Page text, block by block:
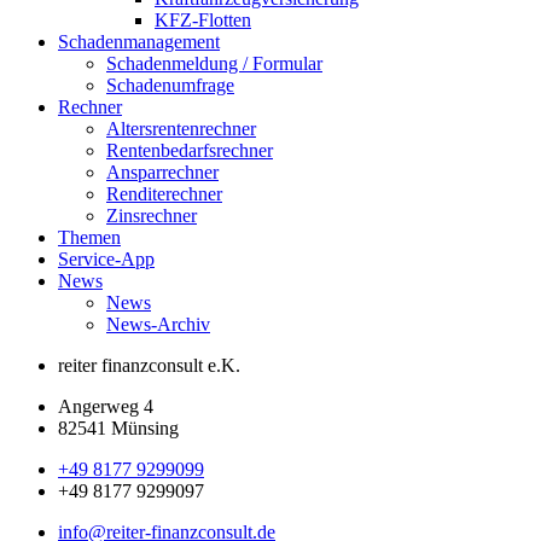
KFZ-Flotten
Schadenmanagement
Schadenmeldung / Formular
Schadenumfrage
Rechner
Altersrentenrechner
Rentenbedarfsrechner
Ansparrechner
Renditerechner
Zinsrechner
Themen
Service-App
News
News
News-Archiv
reiter finanzconsult e.K.
Angerweg 4
82541 Münsing
+49 8177 9299099
+49 8177 9299097
info@reiter-finanzconsult.de